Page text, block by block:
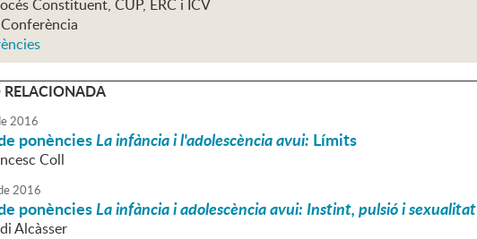
Constituent, CUP, ERC i ICV
Conferència
2016
ponènciesLa infància i l'adolescència avui: Límits
Coll
2016
ponènciesLa infància i adolescència avui: Instint, pulsió i sexualitat
Alcàsser